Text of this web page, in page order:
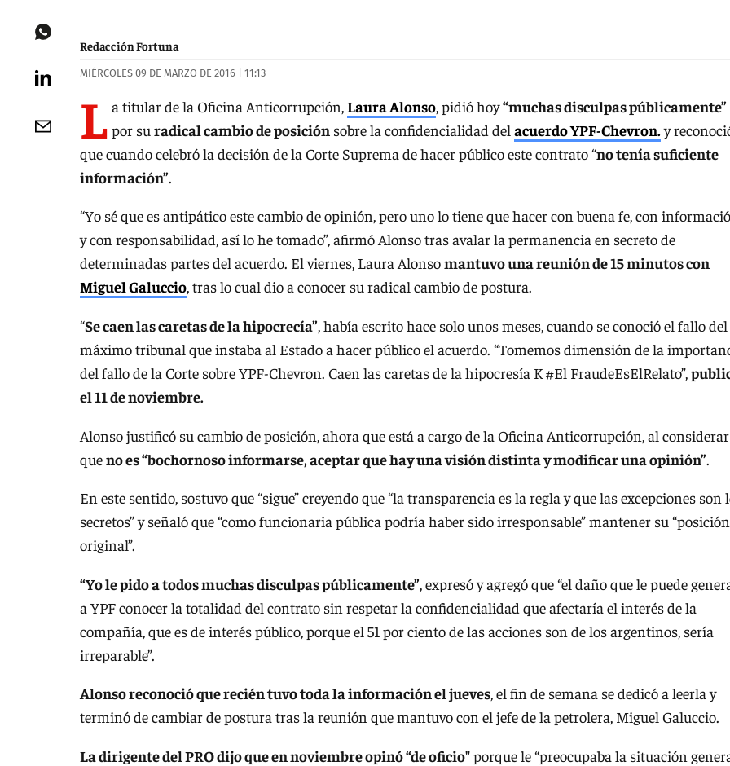
Redacción Fortuna
MIÉRCOLES 09 DE MARZO DE 2016 | 11:13
L a titular de la Oficina Anticorrupción,Laura Alonso, pidió hoy“muchas disculpas públicamente”
por su radical cambio de posición sobre la confidencialidad del acuerdo YPF-Chevron.y
que cuando celebró la decisión de la Corte Suprema de hacer público este contrato “no tenía suficiente
información”.
“Yo sé que es antipático este cambio de opinión, pero uno lo tiene que hacer con buena fe, con
y con responsabilidad, así lo he tomado”, afirmó Alonso tras avalar la permanencia en secreto de
determinadas partes del acuerdo. El viernes, Laura Alonsomantuvo una reunión de 15 minutos con
Miguel Galuccio, tras lo cual dio a conocer su radical cambio de postura.
“Se caen las caretas de la hipocrecía”, había escrito hace solo unos meses, cuando se conoció el fallo del
máximo tribunal que instaba al Estado a hacer público el acuerdo. “Tomemos dimensión de la
del fallo de la Corte sobre YPF-Chevron. Caen las caretas de la hipocresía K #El FraudeEsElRelato”,
el 11 de noviembre.
Alonso justificó su cambio de posición, ahora que está a cargo de la Oficina Anticorrupción, al considerar
queno es “bochornoso informarse, aceptar que hay una visión distinta y modificar una opinión”.
En este sentido, sostuvo que “sigue” creyendo que “la transparencia es la regla y que las excepciones son
secretos” y señaló que “como funcionaria pública podría haber sido irresponsable” mantener su “posición
original”.
“Yo le pido a todos muchas disculpas públicamente”, expresó y agregó que “el daño que le puede
a YPF conocer la totalidad del contrato sin respetar la confidencialidad que afectaría el interés de la
compañía, que es de interés público, porque el 51 por ciento de las acciones son de los argentinos, sería
irreparable”.
Alonso reconoció que recién tuvo toda la información el jueves, el fin de semana se dedicó a leerla y
terminó de cambiar de postura tras la reunión que mantuvo con el jefe de la petrolera, Miguel Galuccio.
La dirigente del PRO dijo que en noviembre opinó “de oficio"porque le “preocupaba la situación